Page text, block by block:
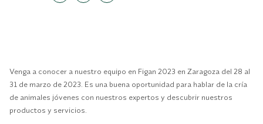
Venga a conocer a nuestro equipo en Figan 2023 en Zaragoza del 28 al
31 de marzo de 2023. Es una buena oportunidad para hablar de la cría
de animales jóvenes con nuestros expertos y descubrir nuestros
productos y servicios.